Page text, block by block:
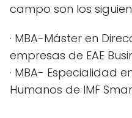
campo son los
· MBA-Máster en
empresas de EAE
· MBA- Especialidad
Humanos de IMF